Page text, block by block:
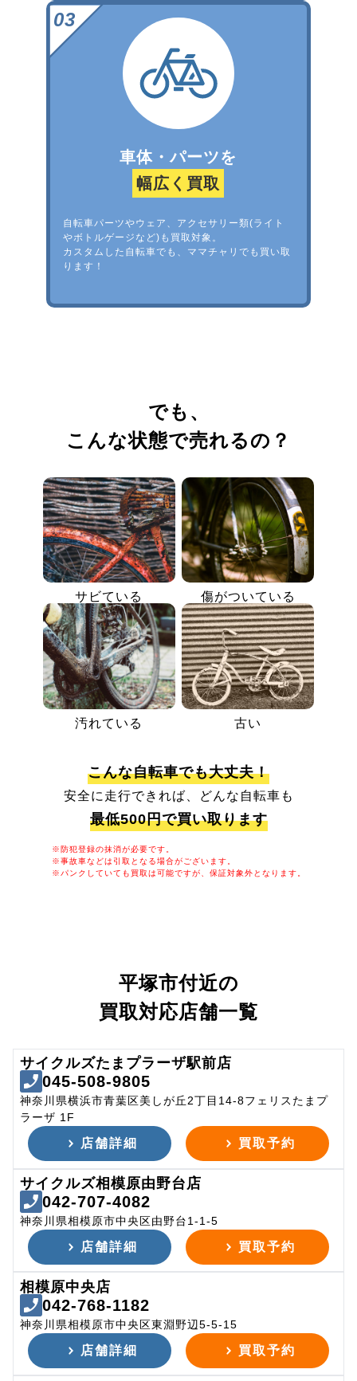
車体・パーツを
幅広く買取
自転車パーツやウェア、アクセサリー類(ライト
やボトルゲージなど)も買取対象。
カスタムした自転車でも、ママチャリでも買い取
ります！
でも、
こんな状態で売れるの？
サビている 傷がついている
汚れている 古い
こんな自転車でも大丈夫！
安全に走行できれば、どんな自転車も
最低500円で買い取ります
※防犯登録の抹消が必要です。
※事故車などは引取となる場合がございます。
※パンクしていても買取は可能ですが、保証対象外となります。
平塚市付近の
買取対応店舗一覧
サイクルズたまプラーザ駅前店
045-508-9805
神奈川県横浜市青葉区美しが丘2丁目14-8フェリスたまプ
ラーザ 1F
店舗詳細 買取予約
サイクルズ相模原由野台店
042-707-4082
神奈川県相模原市中央区由野台1-1-5
店舗詳細 買取予約
相模原中央店
042-768-1182
神奈川県相模原市中央区東淵野辺5-5-15
店舗詳細 買取予約